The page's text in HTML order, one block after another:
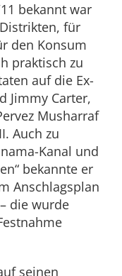
bekannt war
für
den Konsum
praktisch zu
auf die Ex-
Jimmy Carter,
Musharraf
Auch zu
Kanal und
bekannte er
Anschlagsplan
die wurde
seinen